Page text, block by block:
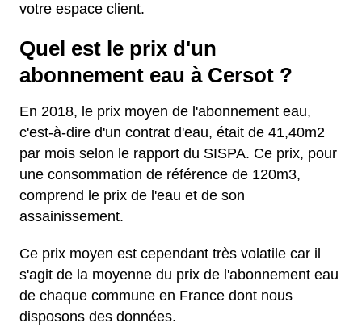
votre espace client.
Quel est le prix d'un
abonnement eau à Cersot ?
En 2018, le prix moyen de l'abonnement eau,
c'est-à-dire d'un contrat d'eau, était de 41,40m2
par mois selon le rapport du SISPA. Ce prix, pour
une consommation de référence de 120m3,
comprend le prix de l'eau et de son
assainissement.
Ce prix moyen est cependant très volatile car il
s'agit de la moyenne du prix de l'abonnement eau
de chaque commune en France dont nous
disposons des données.